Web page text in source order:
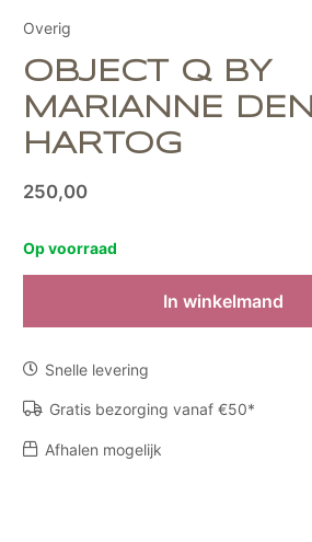
Overig
OBJECT Q BY
MARIANNE DEN
HARTOG
250,00
Op voorraad
by
Marianne
den
aantal
In winkelmand
Snelle levering
Gratis bezorging vanaf €50*
Afhalen mogelijk